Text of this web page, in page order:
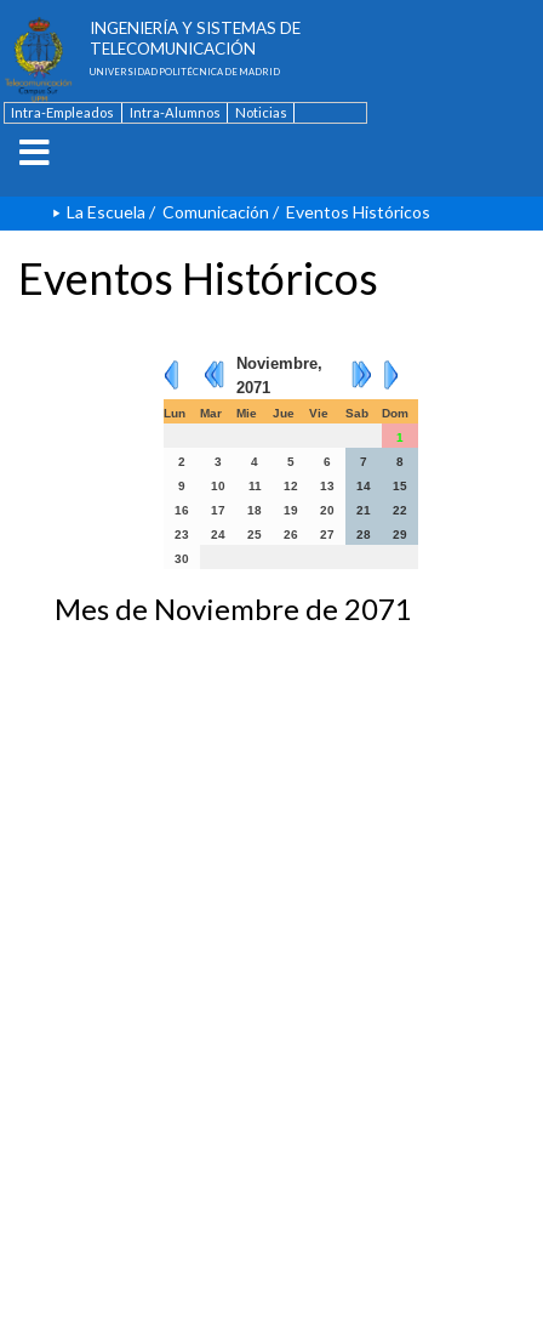
INGENIERÍA Y SISTEMAS DE
TELECOMUNICACIÓN
UNIVERSIDAD POLITÉCNICA DE MADRID
Intra-Empleados Intra-Alumnos
Noticias
La Escuela / Comunicación / Eventos Históricos
Eventos Históricos
Noviembre,
2071
Lun Mar Mie Jue Vie Sab
Dom
1
2
3 4 5 6 7
8
9
10 11 12 13 14
15
16
17 18 19 20 21
22
23
24 25 26 27 28
29
30
Mes de Noviembre de 2071